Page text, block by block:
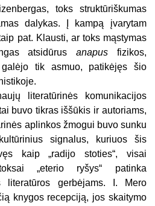
toks struktūriškumas
dalykas. Į kampą įvarytam
pat. Klausti, ar toks mąstymas
atsidūrus anapusfizikos,
galėjo tik asmuo, patikėjęs šio
literatūrinės komunikacijos
buvo tikras iššūkis ir autoriams,
aplinkos žmogui buvo sunku
signalus, kuriuos šis
kaip „radijo stoties“, visai
„eterio ryšys“ patinka
literatūros gerbėjams. I. Mero
knygos recepciją, jos skaitymo